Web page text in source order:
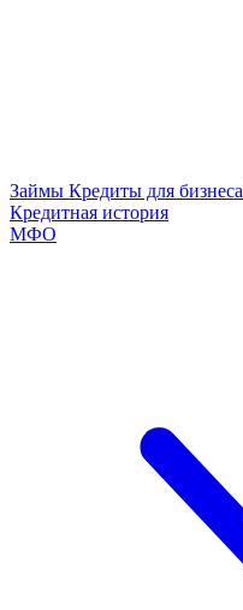
Займы Кредиты для бизнеса
Кредитная история
МФО